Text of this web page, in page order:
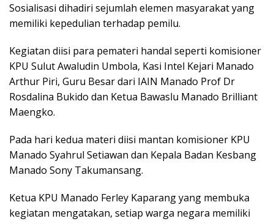
Sosialisasi dihadiri sejumlah elemen masyarakat yang
memiliki kepedulian terhadap pemilu.
Kegiatan diisi para pemateri handal seperti komisioner
KPU Sulut Awaludin Umbola, Kasi Intel Kejari Manado
Arthur Piri, Guru Besar dari IAIN Manado Prof Dr
Rosdalina Bukido dan Ketua Bawaslu Manado Brilliant
Maengko.
Pada hari kedua materi diisi mantan komisioner KPU
Manado Syahrul Setiawan dan Kepala Badan Kesbang
Manado Sony Takumansang.
Ketua KPU Manado Ferley Kaparang yang membuka
kegiatan mengatakan, setiap warga negara memiliki